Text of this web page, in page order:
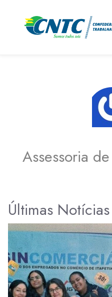
Assessoria
Últimas Notícias